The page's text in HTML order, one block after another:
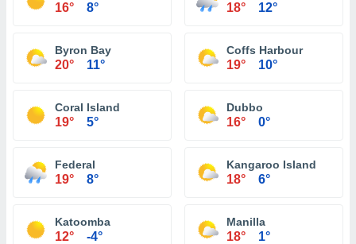
16° 8° 18° 12°
Byron Bay
20° 11°
Coffs Harbour
19° 10°
Coral Island
19° 5°
Dubbo
16° 0°
Federal
19° 8°
Kangaroo Island
18° 6°
Katoomba
12° -4°
Manilla
18° 1°